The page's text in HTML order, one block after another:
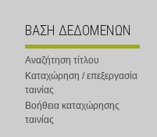
ΒΑΣΗ ΔΕΔΟΜΕΝΩΝ
Αναζήτηση τίτλου
Καταχώρηση / επεξεργασία
ταινίας
Βοήθεια καταχώρησης
ταινίας